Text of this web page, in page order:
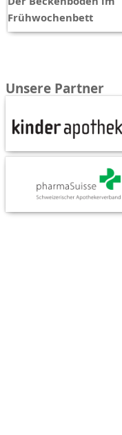
Frühwochenbett
Unsere Partner